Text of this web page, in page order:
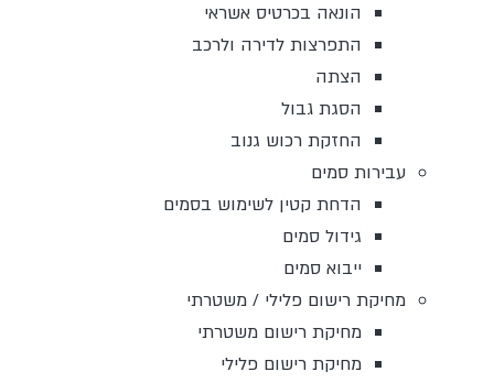
הונאה בכרטיס אשראי
התפרצות לדירה ולרכב
הצתה
הסגת גבול
החזקת רכוש גנוב
עבירות סמים
הדחת קטין לשימוש בסמים
גידול סמים
ייבוא סמים
מחיקת רישום פלילי / משטרתי
מחיקת רישום משטרתי
מחיקת רישום פלילי